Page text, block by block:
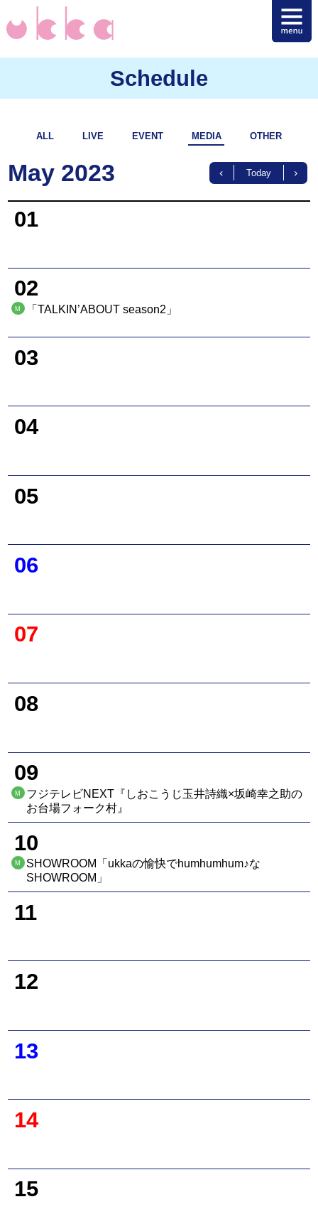
Schedule
ALL LIVE EVENT MEDIA OTHER
May 2023 Today
01
02
M 「TALKIN’ABOUT season2」
03
04
05
06
07
08
09
M
フジテレビNEXT『しおこうじ玉井詩織×坂崎幸之助の
お台場フォーク村』
10
M
SHOWROOM「ukkaの愉快でhumhumhum♪な
SHOWROOM」
11
12
13
14
15